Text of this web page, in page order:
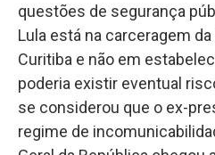
questões de segurança
Lula está na carceragem
Curitiba e não em
poderia existir eventual
se considerou que o ex-
regime de